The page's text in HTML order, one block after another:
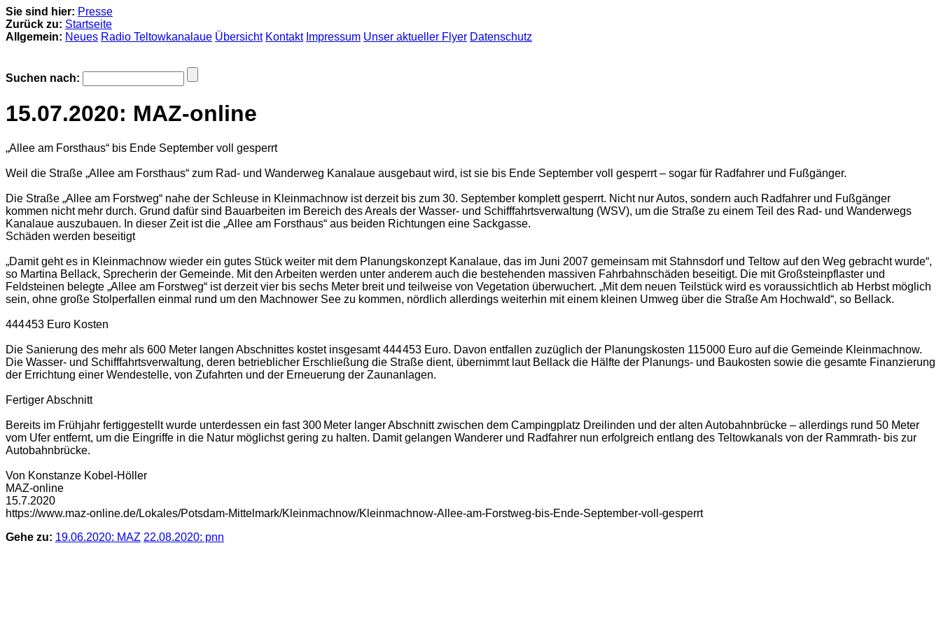
Sie sind hier: Presse
Zurück zu: Startseite
Allgemein: Neues Radio Teltowkanalaue Übersicht Kontakt Impressum Unser aktueller Flyer Datenschutz
Suchen nach:
15.07.2020: MAZ-online
„Allee am Forsthaus“ bis Ende September voll gesperrt
Weil die Straße „Allee am Forsthaus“ zum Rad- und Wanderweg Kanalaue ausgebaut wird, ist sie bis Ende September voll gesperrt – sogar für Radfahrer und Fußgänger.
Die Straße „Allee am Forstweg“ nahe der Schleuse in Kleinmachnow ist derzeit bis zum 30. September komplett gesperrt. Nicht nur Autos, sondern auch Radfahrer und Fußgänger
kommen nicht mehr durch. Grund dafür sind Bauarbeiten im Bereich des Areals der Wasser- und Schifffahrtsverwaltung (WSV), um die Straße zu einem Teil des Rad- und Wanderwegs
Kanalaue auszubauen. In dieser Zeit ist die „Allee am Forsthaus“ aus beiden Richtungen eine Sackgasse.
Schäden werden beseitigt
„Damit geht es in Kleinmachnow wieder ein gutes Stück weiter mit dem Planungskonzept Kanalaue, das im Juni 2007 gemeinsam mit Stahnsdorf und Teltow auf den Weg gebracht wurde“,
so Martina Bellack, Sprecherin der Gemeinde. Mit den Arbeiten werden unter anderem auch die bestehenden massiven Fahrbahnschäden beseitigt. Die mit Großsteinpflaster und
Feldsteinen belegte „Allee am Forstweg“ ist derzeit vier bis sechs Meter breit und teilweise von Vegetation überwuchert. „Mit dem neuen Teilstück wird es voraussichtlich ab Herbst möglich
sein, ohne große Stolperfallen einmal rund um den Machnower See zu kommen, nördlich allerdings weiterhin mit einem kleinen Umweg über die Straße Am Hochwald“, so Bellack.
444 453 Euro Kosten
Die Sanierung des mehr als 600 Meter langen Abschnittes kostet insgesamt 444 453 Euro. Davon entfallen zuzüglich der Planungskosten 115 000 Euro auf die Gemeinde Kleinmachnow.
Die Wasser- und Schifffahrtsverwaltung, deren betrieblicher Erschließung die Straße dient, übernimmt laut Bellack die Hälfte der Planungs- und Baukosten sowie die gesamte Finanzierung
der Errichtung einer Wendestelle, von Zufahrten und der Erneuerung der Zaunanlagen.
Fertiger Abschnitt
Bereits im Frühjahr fertiggestellt wurde unterdessen ein fast 300 Meter langer Abschnitt zwischen dem Campingplatz Dreilinden und der alten Autobahnbrücke – allerdings rund 50 Meter
vom Ufer entfernt, um die Eingriffe in die Natur möglichst gering zu halten. Damit gelangen Wanderer und Radfahrer nun erfolgreich entlang des Teltowkanals von der Rammrath- bis zur
Autobahnbrücke.
Von Konstanze Kobel-Höller
MAZ-online
15.7.2020
https://www.maz-online.de/Lokales/Potsdam-Mittelmark/Kleinmachnow/Kleinmachnow-Allee-am-Forstweg-bis-Ende-September-voll-gesperrt
Gehe zu: 19.06.2020: MAZ 22.08.2020: pnn